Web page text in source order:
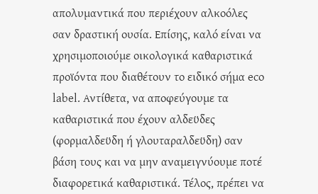
απολυμαντικά που περιέχουν αλκοόλες
σαν δραστική ουσία. Επίσης, καλό είναι να
χρησιμοποιούμε οικολογικά καθαριστικά
προϊόντα που διαθέτουν το ειδικό σήμα eco
label. Αντίθετα, να αποφεύγουμε τα
καθαριστικά που έχουν αλδεϋδες
(φορμαλδεϋδη ή γλουταραλδεϋδη) σαν
βάση τους και να μην αναμειγνύουμε ποτέ
διαφορετικά καθαριστικά. Τέλος, πρέπει να